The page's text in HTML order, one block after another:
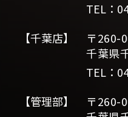
TEL：
【千葉店】
〒260-
千葉県
TEL：
【管理部】
〒260-